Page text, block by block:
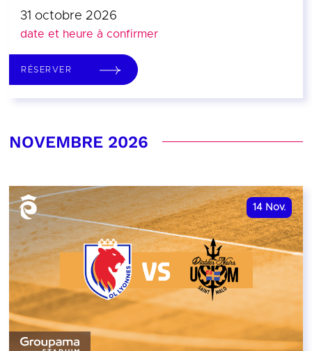
31 octobre 2026
date et heure à confirmer
RÉSERVER
NOVEMBRE 2026
14 Nov.